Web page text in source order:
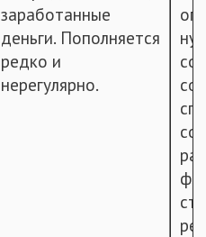
заработанные
деньги. Пополняется
редко и
нерегулярно.
со